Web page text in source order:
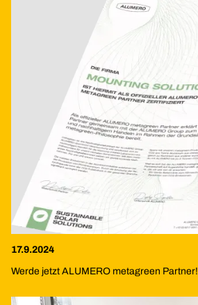
17.9.2024
Werde jetzt ALUMERO metagreen Partner!